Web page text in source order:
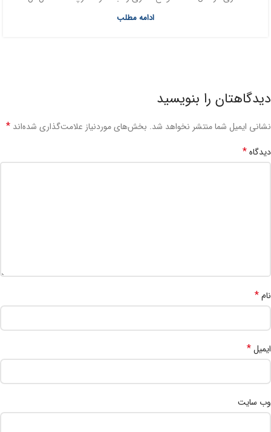
ادامه مطلب
دیدگاهتان را بنویسید
نشانی ایمیل شما منتشر نخواهد شد. بخش‌های موردنیاز علامت‌گذاری شده‌اند *
دیدگاه*
نام*
ایمیل*
وب‌ سایت